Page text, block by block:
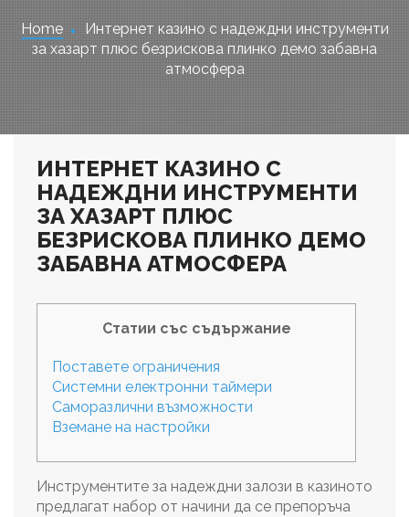
Home
Интернет казино с надеждни инструменти
за хазарт плюс безрискова плинко демо забавна
атмосфера
ИНТЕРНЕТ КАЗИНО С
НАДЕЖДНИ ИНСТРУМЕНТИ
ЗА ХАЗАРТ ПЛЮС
БЕЗРИСКОВА ПЛИНКО ДЕМО
ЗАБАВНА АТМОСФЕРА
Статии със съдържание
Поставете ограничения
Системни електронни таймери
Саморазлични възможности
Вземане на настройки
Инструментите за надеждни залози в казиното
предлагат набор от начини да се препоръча